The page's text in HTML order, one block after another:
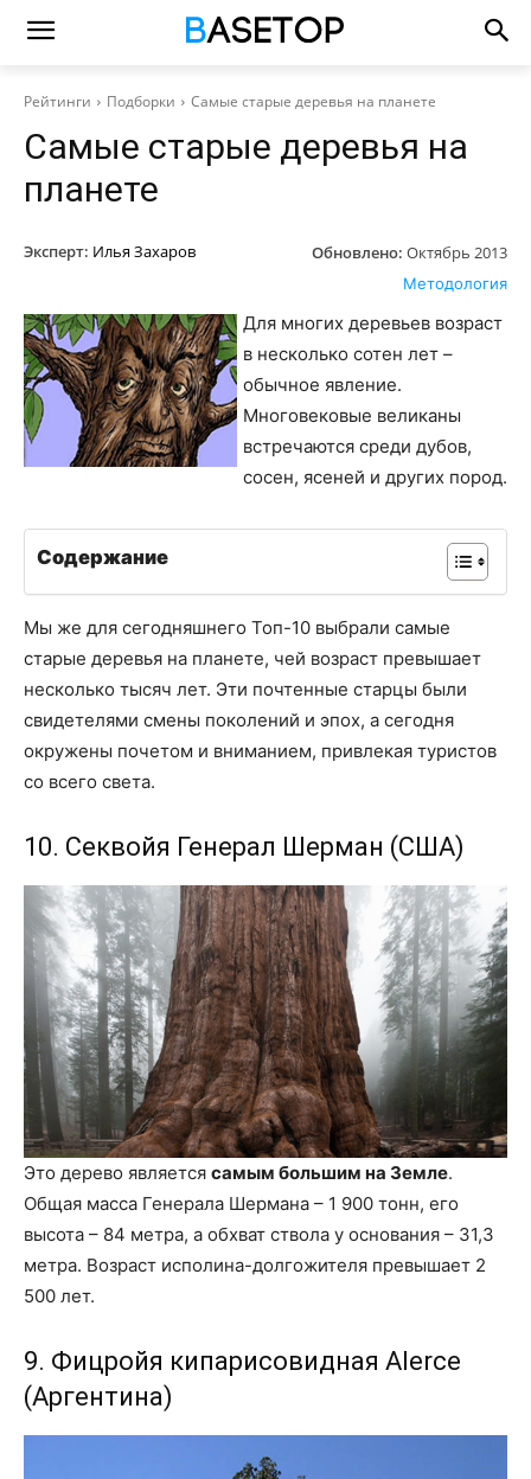
Рейтинги Подборки Самые старые деревья на планете
Самые старые деревья на
планете
Эксперт: Илья Захаров Обновлено: Октябрь 2013
Методология
Для многих деревьев возраст
в несколько сотен лет –
обычное явление.
Многовековые великаны
встречаются среди дубов,
сосен, ясеней и других пород.
Содержание
Мы же для сегодняшнего Топ-10 выбрали самые
старые деревья на планете, чей возраст превышает
несколько тысяч лет. Эти почтенные старцы были
свидетелями смены поколений и эпох, а сегодня
окружены почетом и вниманием, привлекая туристов
со всего света.
10. Секвойя Генерал Шерман (США)
Это дерево является самым большим на Земле.
Общая масса Генерала Шермана – 1 900 тонн, его
высота – 84 метра, а обхват ствола у основания – 31,3
метра. Возраст исполина-долгожителя превышает 2
500 лет.
9. Фицройя кипарисовидная Alerce
(Аргентина)